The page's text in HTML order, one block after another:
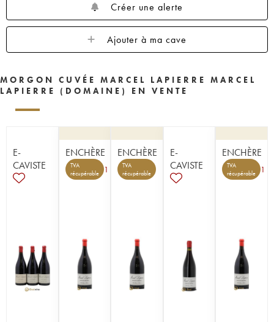
Créer une alerte
Ajouter à ma cave
MORGON CUVÉE MARCEL LAPIERRE MARCEL
LAPIERRE (DOMAINE) EN VENTE
E-
CAVISTE
ENCHÈRE
TVA
récupérable
1
ENCHÈRE
TVA
récupérable
E-
CAVISTE
ENCHÈRE
TVA
récupérable
1